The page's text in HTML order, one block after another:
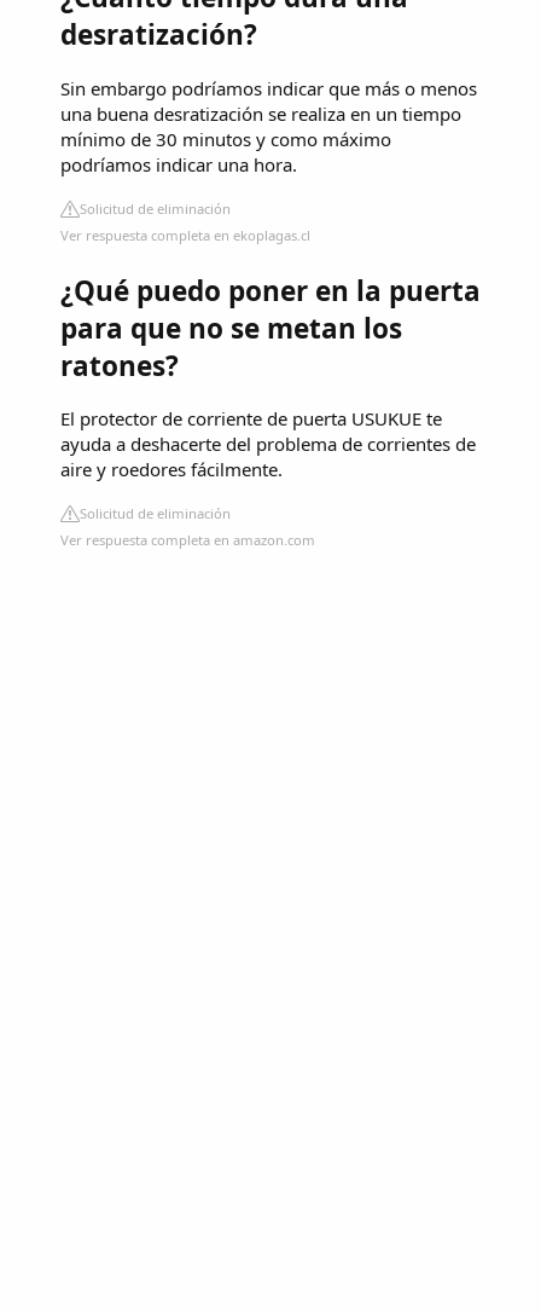
desratización?
Sin embargo podríamos indicar que más o menos
una buena desratización se realiza en un tiempo
mínimo de 30 minutos y como máximo
podríamos indicar una hora.
Solicitud de eliminación
Ver respuesta completa en ekoplagas.cl
¿Qué puedo poner en la puerta
para que no se metan los
ratones?
El protector de corriente de puerta USUKUE te
ayuda a deshacerte del problema de corrientes de
aire y roedores fácilmente.
Solicitud de eliminación
Ver respuesta completa en amazon.com